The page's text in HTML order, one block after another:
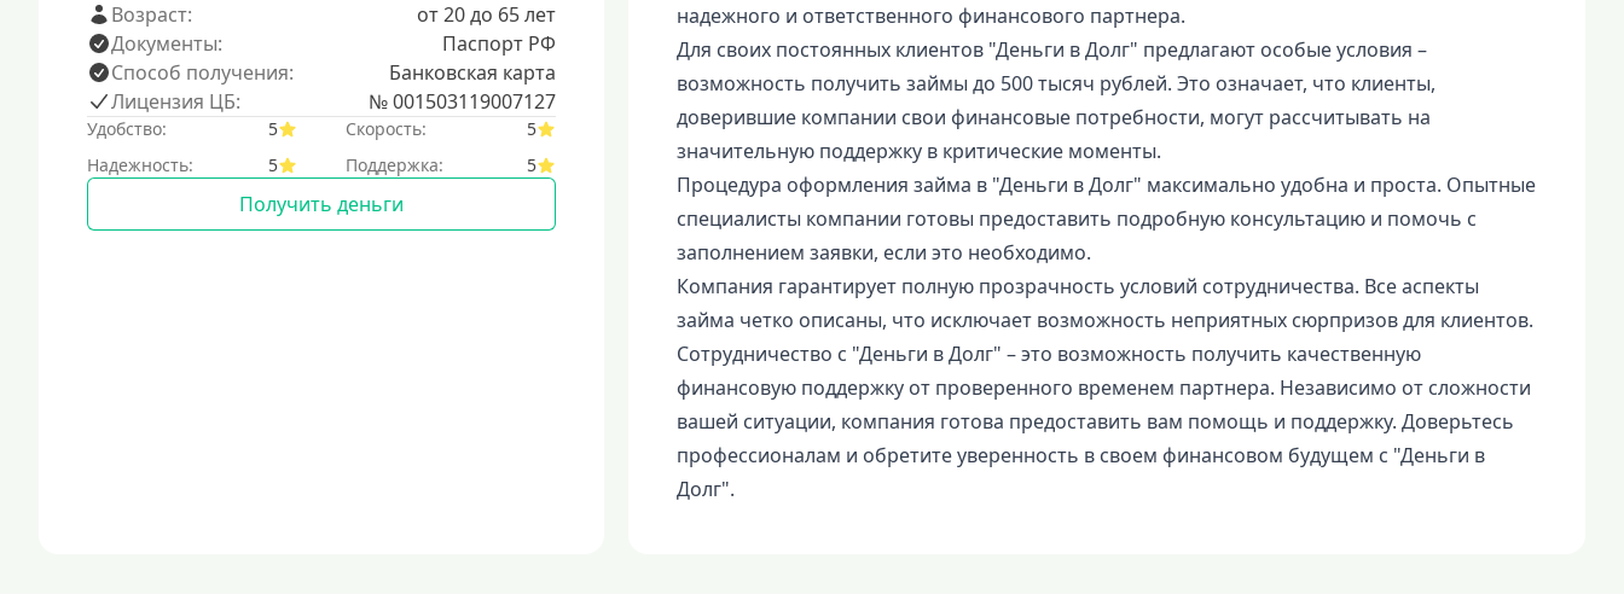
Возраст:
от 20 до 65 лет
Документы:
Паспорт РФ
Способ получения:
Банковская карта
Лицензия ЦБ:
№ 001503119007127
Удобство: 5 Скорость:
5
Надежность:
5 Поддержка: 5
Получить деньги
надежного и ответственного финансового партнера.
Для своих постоянных клиентов "Деньги в Долг" предлагают особые условия –
возможность получить займы до 500 тысяч рублей. Это означает, что клиенты,
доверившие компании свои финансовые потребности, могут рассчитывать на
значительную поддержку в критические моменты.
Процедура оформления займа в "Деньги в Долг" максимально удобна и проста. Опытные
специалисты компании готовы предоставить подробную консультацию и помочь с
заполнением заявки, если это необходимо.
Компания гарантирует полную прозрачность условий сотрудничества. Все аспекты
займа четко описаны, что исключает возможность неприятных сюрпризов для клиентов.
Сотрудничество с "Деньги в Долг" – это возможность получить качественную
финансовую поддержку от проверенного временем партнера. Независимо от сложности
вашей ситуации, компания готова предоставить вам помощь и поддержку. Доверьтесь
профессионалам и обретите уверенность в своем финансовом будущем с "Деньги в
Долг".